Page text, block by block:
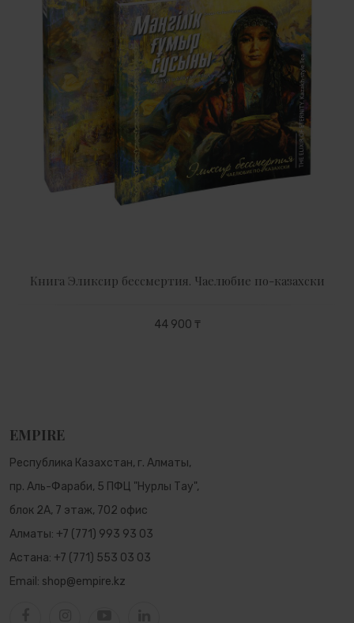
Книга Эликсир бессмертия. Чаелюбие по-казахски
44 900 ₸
EMPIRE
Республика Казахстан, г. Алматы,
пр. Аль-Фараби, 5 ПФЦ "Нурлы Тау",
блок 2А, 7 этаж, 702 офис
Алматы: +7 (771) 993 93 03
Астана: +7 (771) 553 03 03
Email: shop@empire.kz